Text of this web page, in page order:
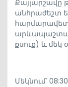
Քայլարշավը
անհրաժեշտ
հարմարավետ
քսուք) և մեկ
Մեկնում՝ 08:30